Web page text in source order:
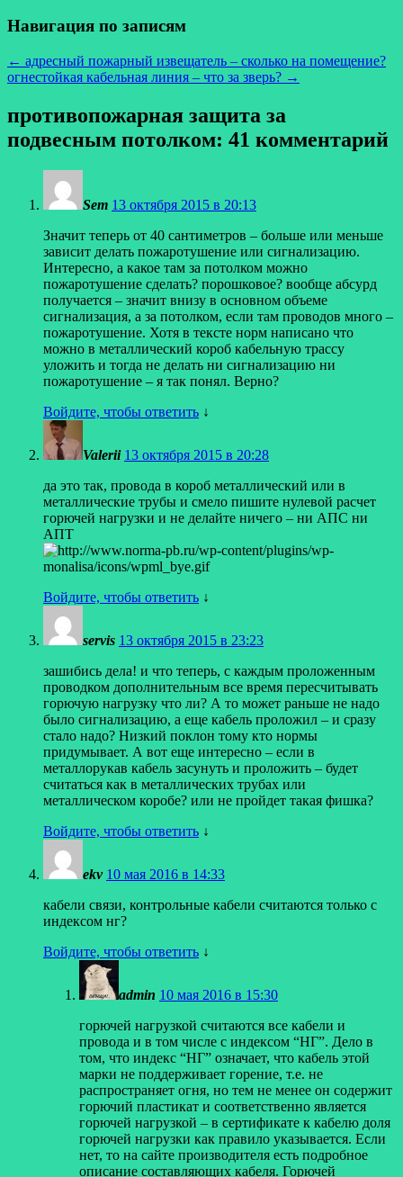
Навигация по записям
← адресный пожарный извещатель – сколько на помещение?
огнестойкая кабельная линия – что за зверь? →
противопожарная защита за
подвесным потолком: 41 комментарий
Sem 13 октября 2015 в 20:13
Значит теперь от 40 сантиметров – больше или меньше
зависит делать пожаротушение или сигнализацию.
Интересно, а какое там за потолком можно
пожаротушение сделать? порошковое? вообще абсурд
получается – значит внизу в основном объеме
сигнализация, а за потолком, если там проводов много –
пожаротушение. Хотя в тексте норм написано что
можно в металлический короб кабельную трассу
уложить и тогда не делать ни сигнализацию ни
пожаротушение – я так понял. Верно?
Войдите, чтобы ответить ↓
Valerii 13 октября 2015 в 20:28
да это так, провода в короб металлический или в
металлические трубы и смело пишите нулевой расчет
горючей нагрузки и не делайте ничего – ни АПС ни
АПТ
Войдите, чтобы ответить ↓
servis 13 октября 2015 в 23:23
зашибись дела! и что теперь, с каждым проложенным
проводком дополнительным все время пересчитывать
горючую нагрузку что ли? А то может раньше не надо
было сигнализацию, а еще кабель проложил – и сразу
стало надо? Низкий поклон тому кто нормы
придумывает. А вот еще интересно – если в
металлорукав кабель засунуть и проложить – будет
считаться как в металлических трубах или
металлическом коробе? или не пройдет такая фишка?
Войдите, чтобы ответить ↓
ekv 10 мая 2016 в 14:33
кабели связи, контрольные кабели считаются только с
индексом нг?
Войдите, чтобы ответить ↓
admin 10 мая 2016 в 15:30
горючей нагрузкой считаются все кабели и
провода и в том числе с индексом “НГ”. Дело в
том, что индекс “НГ” означает, что кабель этой
марки не поддерживает горение, т.е. не
распространяет огня, но тем не менее он содержит
горючий пластикат и соответственно является
горючей нагрузкой – в сертификате к кабелю доля
горючей нагрузки как правило указывается. Если
нет, то на сайте производителя есть подробное
описание составляющих кабеля. Горючей